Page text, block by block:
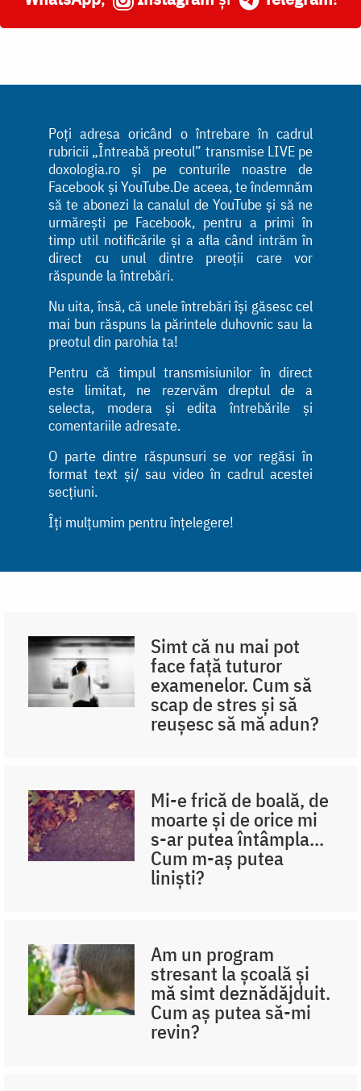
Poți adresa oricând o întrebare în cadrul
rubricii „Întreabă preotul” transmise LIVE pe
doxologia.ro și pe conturile noastre de
Facebook și YouTube.De aceea, te îndemnăm
să te abonezi la canalul de YouTube și să ne
urmărești pe Facebook, pentru a primi în
timp util notificările și a afla când intrăm în
direct cu unul dintre preoții care vor
răspunde la întrebări.
Nu uita, însă, că unele întrebări își găsesc cel
mai bun răspuns la părintele duhovnic sau la
preotul din parohia ta!
Pentru că timpul transmisiunilor în direct
este limitat, ne rezervăm dreptul de a
selecta, modera și edita întrebările și
comentariile adresate.
O parte dintre răspunsuri se vor regăsi în
format text și/ sau video în cadrul acestei
secțiuni.
Îți mulțumim pentru înțelegere!
Simt că nu mai pot
face față tuturor
examenelor. Cum să
scap de stres și să
reușesc să mă adun?
Mi-e frică de boală, de
moarte și de orice mi
s-ar putea întâmpla...
Cum m-aș putea
liniști?
Am un program
stresant la școală și
mă simt deznădăjduit.
Cum aș putea să-mi
revin?